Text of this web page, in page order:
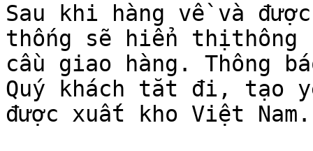
Sau khi hàng về và
thống sẽ hiển thịthông
cầu giao hàng. Thông
Quý khách tăt đi, tạo
được xuất kho Việt Nam.